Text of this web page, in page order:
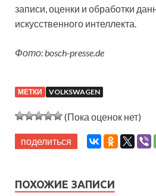
записи, оценки и обработки
искусственного интеллекта.
Фото: bosch-presse.de
МЕТКИ VOLKSWAGEN
(Пока оценок нет)
поделиться
ПОХОЖИЕ ЗАПИСИ